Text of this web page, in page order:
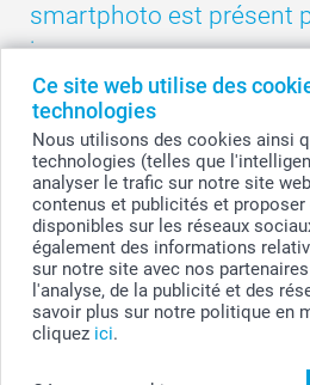
Ce site web utilise des
technologies
Nous utilisons des cookies ainsi
technologies (telles que
analyser le trafic sur notre site
contenus et publicités et
disponibles sur les réseaux
également des informations
sur notre site avec nos
l'analyse, de la publicité et des
savoir plus sur notre politique en
cliquez ici.
smartphoto est présent
:
België - Belgique - Danmark -
- Nederland - Norge
Switzerland - Suomi - Sverige -
Other Countries
Tous les prix sont en francs suisses (CHF),